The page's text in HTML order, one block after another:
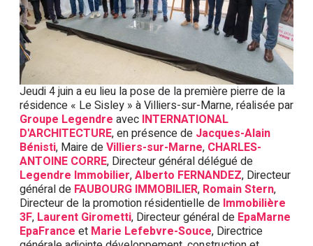
Jeudi 4 juin a eu lieu la pose de la première pierre de la
résidence « Le Sisley » à Villiers-sur-Marne, réalisée par
Groupe Legendre avec INTERNATIONAL
D'ARCHITECTURE, en présence de Jacques-Alain
Bénisti, Maire deVilliers-sur-Marne, CHARLES-
ANTOINE CORRE, Directeur général délégué de
Legendre Immobilier,Alberto FERNANDEZ, Directeur
général de FAUBOURG IMMOBILIER, Romain Stern,
Directeur de la promotion résidentielle de Immobilière
3F, Laurent Girometti, Directeur général de EpaMarne
EpaFrance et Marie Lefebvre-Souce, Directrice